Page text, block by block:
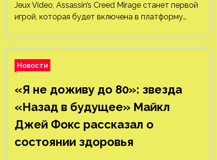
Jeux Video, Assassin’s Creed Mirage станет первой
игрой, которая будет включена в платформу…
Новости
«Я не доживу до 80»: звезда
«Назад в будущее» Майкл
Джей Фокс рассказал о
состоянии здоровья